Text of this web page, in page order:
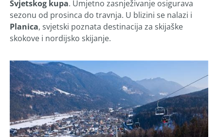
Svjetskog kupa. Umjetno zasnježivanje osigurava
sezonu od prosinca do travnja. U blizini se nalazi i
Planica, svjetski poznata destinacija za skijaške
skokove i nordijsko skijanje.